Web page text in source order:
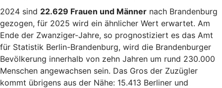
2024 sind 22.629 Frauen und Männer nach Brandenburg
gezogen, für 2025 wird ein ähnlicher Wert erwartet. Am
Ende der Zwanziger-Jahre, so prognostiziert es das Amt
für Statistik Berlin-Brandenburg, wird die Brandenburger
Bevölkerung innerhalb von zehn Jahren um rund 230.000
Menschen angewachsen sein. Das Gros der Zuzügler
kommt übrigens aus der Nähe: 15.413 Berliner und